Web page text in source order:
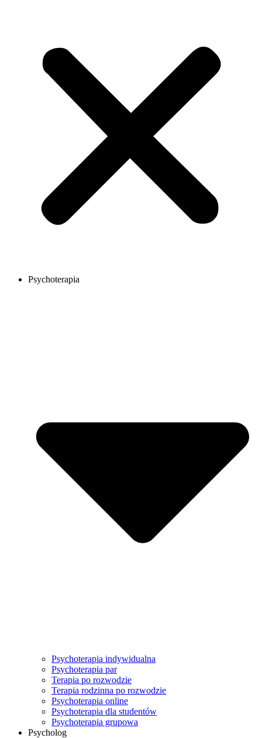
Psychoterapia
Psychoterapia indywidualna
Psychoterapia par
Terapia po rozwodzie
Terapia rodzinna po rozwodzie
Psychoterapia online
Psychoterapia dla studentów
Psychoterapia grupowa
Psycholog